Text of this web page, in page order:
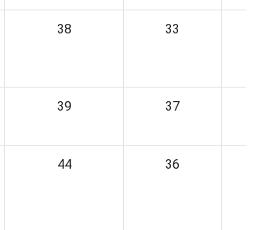
38 33
39 37
44 36